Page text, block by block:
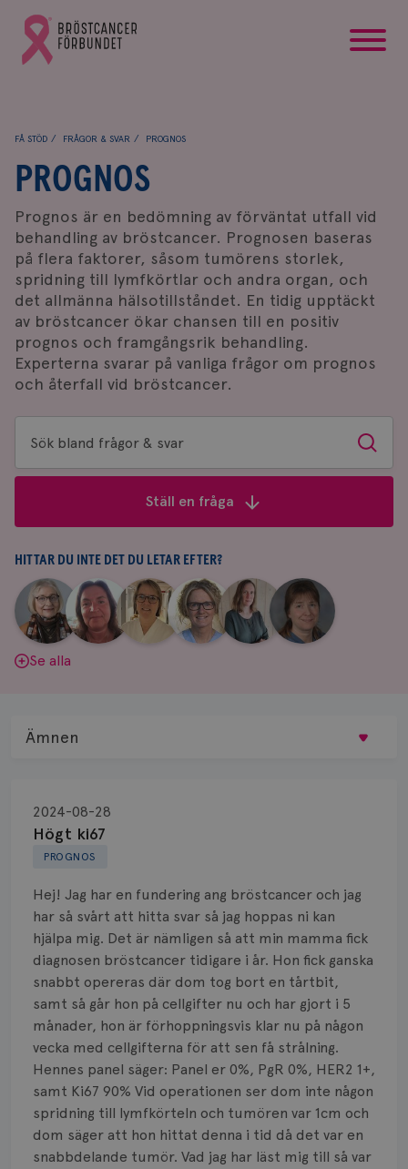
Gå
till
Bröstcancerförbundets
FÅ STÖD FRÅGOR & SVAR PROGNOS
PROGNOS
Prognos är en bedömning av förväntat utfall vid
behandling av bröstcancer. Prognosen baseras
på flera faktorer, såsom tumörens storlek,
spridning till lymfkörtlar och andra organ, och
det allmänna hälsotillståndet. En tidig upptäckt
av bröstcancer ökar chansen till en positiv
prognos och framgångsrik behandling.
Experterna svarar på vanliga frågor om prognos
och återfall vid bröstcancer.
Sök
bland
&
svar
Sök
Ställ en fråga
HITTAR DU INTE DET DU LETAR EFTER?
Aina
Johnsson
|
Anne
Andersson
Fredrika
Killander
|
Jeanette
Bäcklund
|
Maria
Edegran
|
Yvette
Andersson
Se alla
PROGNOS
Högt ki67
2024-08-28
Hej! Jag har en fundering ang bröstcancer och jag
har så svårt att hitta svar så jag hoppas ni kan
hjälpa mig. Det är nämligen så att min mamma fick
diagnosen bröstcancer tidigare i år. Hon fick ganska
snabbt opereras där dom tog bort en tårtbit,
samt så går hon på cellgifter nu och har gjort i 5
månader, hon är förhoppningsvis klar nu på någon
vecka med cellgifterna för att sen få strålning.
Hennes panel säger: Panel er 0%, PgR 0%, HER2 1+,
samt Ki67 90% Vid operationen ser dom inte någon
spridning till lymfkörteln och tumören var 1cm och
dom säger att hon hittat denna i tid då det var en
snabbdelande tumör. Vad jag har läst mig till så var
Ämnen
Biopsi
Biverkningar
Bröstvårta
Knöl
Läkemedel
Typ av bröstcancer
Smärta
Prognos
Risker